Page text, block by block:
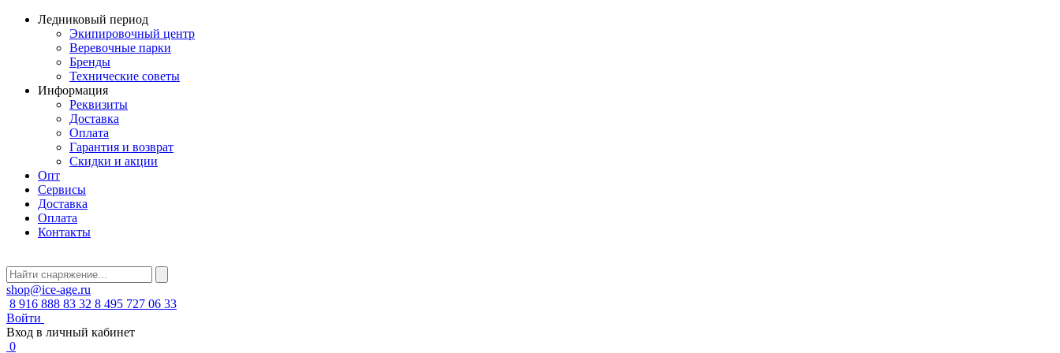
Ледниковый период
Экипировочный центр
Веревочные парки
Бренды
Технические советы
Информация
Реквизиты
Доставка
Оплата
Гарантия и возврат
Скидки и акции
Опт
Сервисы
Доставка
Оплата
Контакты
shop@ice-age.ru
8 916 888 83 32 8 495 727 06 33
Войти
Вход в личный кабинет
0